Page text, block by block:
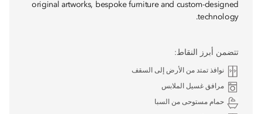
original artworks, bespoke furniture and custom-designed
technology.
تتضمن أبرز النقاط:
نوافذ تمتد من الأرض إلى السقف
مرافق غسيل الملابس
حمام مستوحى من السبا